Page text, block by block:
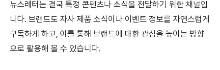
뉴스레터는 결국 특정 콘텐츠나 소식을 전달하기 위한 채널입
니다. 브랜드도 자사 제품 소식이나 이벤트 정보를 자연스럽게
구독하게 하고, 이를 통해 브랜드에 대한 관심을 높이는 방향
으로 활용해 볼 수 있습니다.